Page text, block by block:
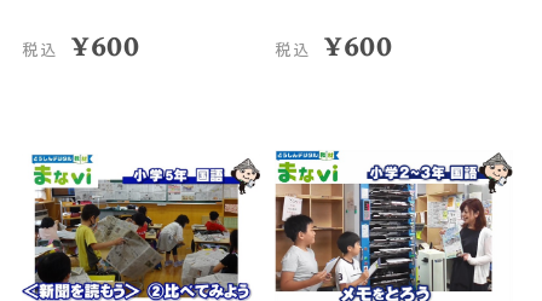
税込 ¥600 税込 ¥600